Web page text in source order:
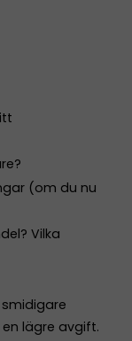
(om du nu
Vilka
lägre avgift.